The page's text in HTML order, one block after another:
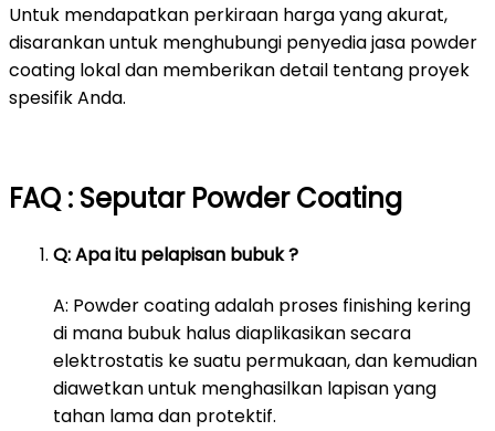
Untuk mendapatkan perkiraan harga yang akurat,
disarankan untuk menghubungi penyedia jasa powder
coating lokal dan memberikan detail tentang proyek
spesifik Anda.
FAQ : Seputar Powder Coating
Q: Apa itu pelapisan bubuk ?
A: Powder coating adalah proses finishing kering
di mana bubuk halus diaplikasikan secara
elektrostatis ke suatu permukaan, dan kemudian
diawetkan untuk menghasilkan lapisan yang
tahan lama dan protektif.